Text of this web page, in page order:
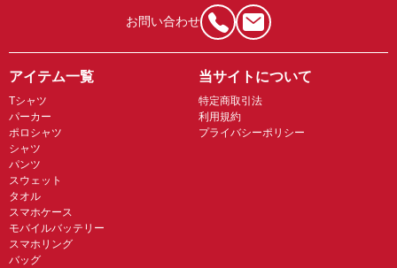
お問い合わせ
アイテム一覧
Tシャツ
パーカー
ポロシャツ
シャツ
パンツ
スウェット
タオル
スマホケース
モバイルバッテリー
スマホリング
バッグ
当サイトについて
特定商取引法
利用規約
プライバシーポリシー